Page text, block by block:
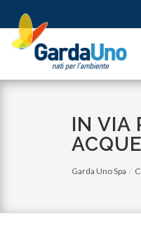
Gardauno
Spa
IN VIA
Garda Uno Spa